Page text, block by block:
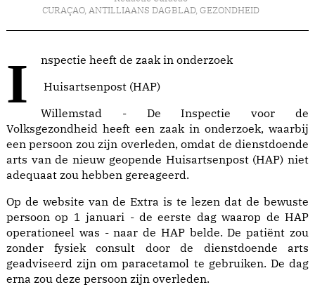
CURAÇAO, ANTILLIAANS DAGBLAD, GEZONDHEID
Inspectie heeft de zaak in onderzoek
Huisartsenpost (HAP)
Willemstad - De Inspectie voor de
Volksgezondheid heeft een zaak in onderzoek, waarbij
een persoon zou zijn overleden, omdat de dienstdoende
arts van de nieuw geopende Huisartsenpost (HAP) niet
adequaat zou hebben gereageerd.
Op de website van de Extra is te lezen dat de bewuste
persoon op 1 januari - de eerste dag waarop de HAP
operationeel was - naar de HAP belde. De patiënt zou
zonder fysiek consult door de dienstdoende arts
geadviseerd zijn om paracetamol te gebruiken. De dag
erna zou deze persoon zijn overleden.